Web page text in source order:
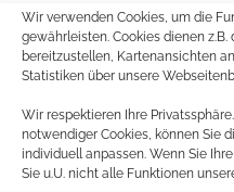
Wir verwenden Cookies, um die
gewährleisten. Cookies dienen
bereitzustellen, Kartenansichten
Statistiken über unsere
Wir respektieren Ihre
notwendiger Cookies, können Sie
individuell anpassen. Wenn Sie
Sie u.U. nicht alle Funktionen
Tel.:
Fax:
E-